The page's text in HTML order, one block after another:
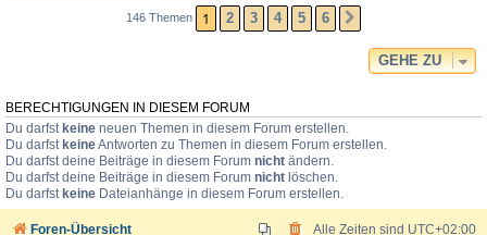
146 Themen 1 2 3 4 5 6
GEHE ZU
BERECHTIGUNGEN IN DIESEM FORUM
Du darfst keine neuen Themen in diesem Forum erstellen.
Du darfst keineAntworten zu Themen in diesem Forum erstellen.
Du darfst deine Beiträge in diesem Forum nicht ändern.
Du darfst deine Beiträge in diesem Forum nicht löschen.
Du darfst keine Dateianhänge in diesem Forum erstellen.
Foren-Übersicht Alle Zeiten sind UTC+02:00